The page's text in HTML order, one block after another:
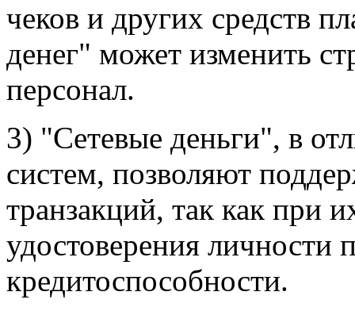
чеков и других средств
денег" может изменить
персонал.
3) "Сетевые деньги", в
систем, позволяют
транзакций, так как при
удостоверения личности
кредитоспособности.